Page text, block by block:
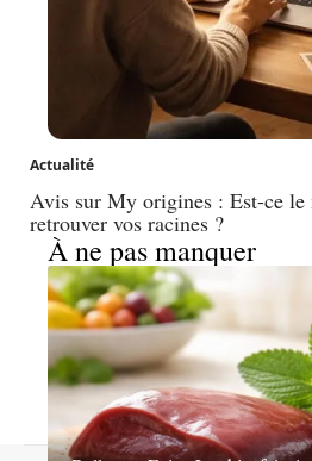
Actualité
Avis sur My origines : Est-ce
retrouver vos racines ?
À ne pas manquer